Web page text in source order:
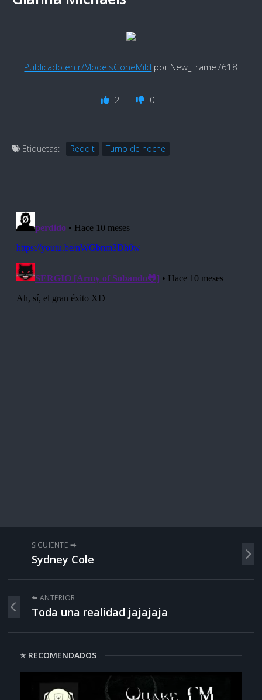
Publicado en r/ModelsGoneMild por New_Frame7618
2 0
Etiquetas: Reddit Turno de noche
SIGUIENTE ➡️
Sydney Cole
⬅️ ANTERIOR
Toda una realidad jajajaja
⭐ RECOMENDADOS